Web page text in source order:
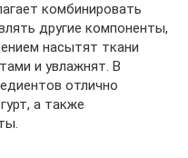
комбинировать
другие компоненты,
насытят ткани
и увлажнят. В
отлично
а также